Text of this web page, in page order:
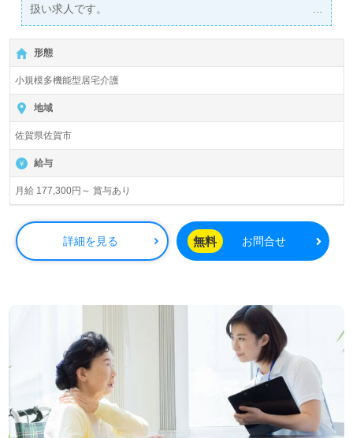
扱い求人です。
詳細に関してお気軽にご相談ください♪
【無料】で皆さんの転職活動をサポートいたします。
形態
小規模多機能型居宅介護
地域
佐賀県佐賀市
給与
月給 177,300円～ 賞与あり
詳細を見る 無料 お問合せ